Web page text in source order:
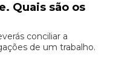
Quais são os
conciliar a
de um trabalho.